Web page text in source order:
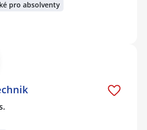
pro absolventy